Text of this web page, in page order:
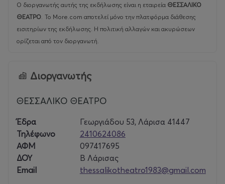
Είναι μια σύγχρονη τραγωδία με έντονο λυρικό και
συμβολικό χαρακτήρα. Στο έργο συνυπάρχουν
διαλογικά και χορικά μέρη και αναδεικτνύει το
υπερφυσικό στοιχείο (Σελήνη, Θάνατος, Φύση) ως
παραδόσεις και ο μύθος συγκροτούν τον πυρήνα του
δράματος, ο οποίος συνομιλεί άμεσα με την
Τσιάνος.
Η υπόθεση:
Σε μια κλειστή αγροτική κοινωνία, ένας γάμος
ετοιμάζεται να ενώσει δύο οικογένειες. Η Νύφη
υπακούει στις κοινωνικές επιταγές, ενώ μέσα της
Ο διοργανωτής αυτής της εκδήλωσης είναι η εταιρεία ΘΕΣΣΑΛΙΚΟ
ΘΕΑΤΡΟ Το More.com αποτελεί μόνο την πλατφόρμα διάθεσης
εισιτηρίων της εκδήλωσης. Η πολιτική αλλαγών και ακυρώσεων
ορίζεται από τον διοργανωτή.
Διοργανωτής
ΘΕΣΣΑΛΙΚΟ ΘΕΑΤΡΟ
Έδρα
Γεωργιάδου 53, Λάρισα 41447
Τηλέφωνο
2410624086
ΑΦΜ
097417695
ΔΟΥ
Β Λάρισας
Email
thessalikotheatro1983@gmail.com